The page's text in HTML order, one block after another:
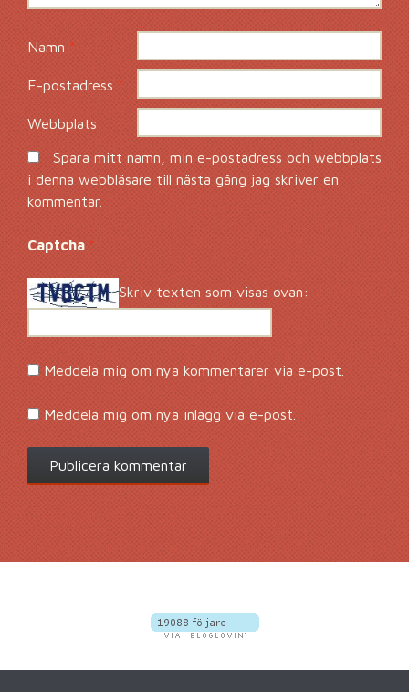
Namn *
E-postadress *
Webbplats
Spara mitt namn, min e-postadress och webbplats
i denna webbläsare till nästa gång jag skriver en
kommentar.
Captcha*
Skriv texten som visas ovan:
Meddela mig om nya kommentarer via e-post.
Meddela mig om nya inlägg via e-post.